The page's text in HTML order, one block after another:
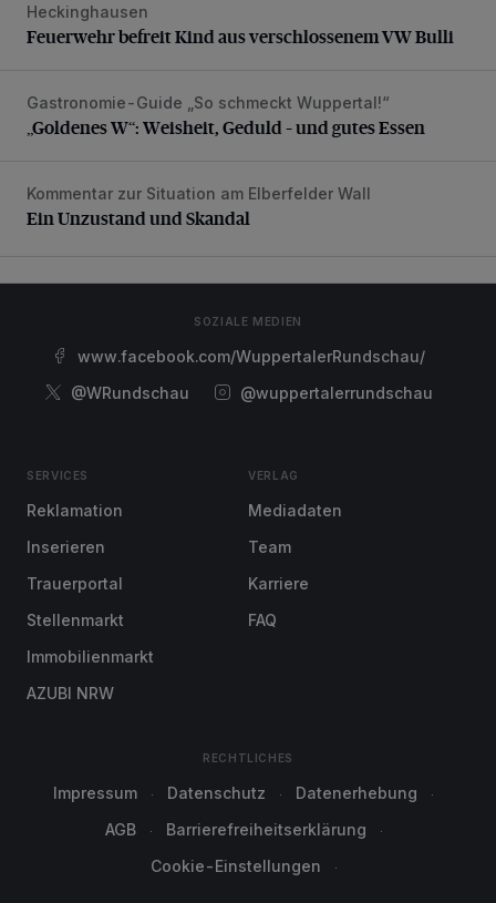
Feuerwehr befreit Kind aus verschlossenem VW Bulli
Heckinghausen
Feuerwehr befreit Kind aus verschlossenem VW Bulli
„Goldenes W“: Weisheit, Geduld – und gutes Essen
Gastronomie-Guide „So schmeckt Wuppertal!“
„Goldenes W“: Weisheit, Geduld – und gutes Essen
Ein Unzustand und Skandal
Kommentar zur Situation am Elberfelder Wall
Ein Unzustand und Skandal
SOZIALE MEDIEN
www.facebook.com/WuppertalerRundschau/
@WRundschau
@wuppertalerrundschau
SERVICES
Reklamation
Inserieren
Trauerportal
Stellenmarkt
Immobilienmarkt
AZUBI NRW
VERLAG
Mediadaten
Team
Karriere
FAQ
RECHTLICHES
Impressum Datenschutz
Datenerhebung
AGB
Barrierefreiheitserklärung
Cookie-Einstellungen